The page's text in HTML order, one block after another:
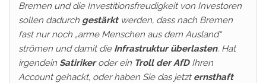
Bremen und die Investitionsfreudigkeit von Investoren
sollen dadurch gestärktwerden, dass nach Bremen
fast nur noch „arme Menschen aus dem Ausland“
strömen und damit dieInfrastruktur überlasten. Hat
irgendein Satirikeroder ein Troll der AfDIhren
Account gehackt, oder haben Sie das jetzt ernsthaft